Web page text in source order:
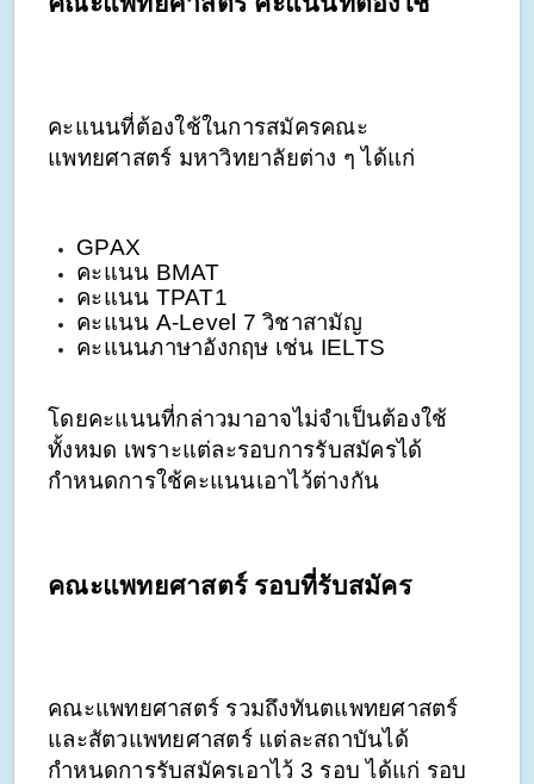
คะแนนที่ต้องใช้ในการสมัครคณะ
แพทยศาสตร์ มหาวิทยาลัยต่าง ๆ ได้แก่
GPAX
คะแนน BMAT
คะแนน TPAT1
คะแนน A-Level 7 วิชาสามัญ
คะแนนภาษาอังกฤษ เช่น IELTS
โดยคะแนนที่กล่าวมาอาจไม่จำเป็นต้องใช้
ทั้งหมด เพราะแต่ละรอบการรับสมัครได้
กำหนดการใช้คะแนนเอาไว้ต่างกัน
คณะแพทยศาสตร์ รอบที่รับสมัคร
คณะแพทยศาสตร์ รวมถึงทันตแพทยศาสตร์
และสัตวแพทยศาสตร์ แต่ละสถาบันได้
กำหนดการรับสมัครเอาไว้ 3 รอบ ได้แก่ รอบ